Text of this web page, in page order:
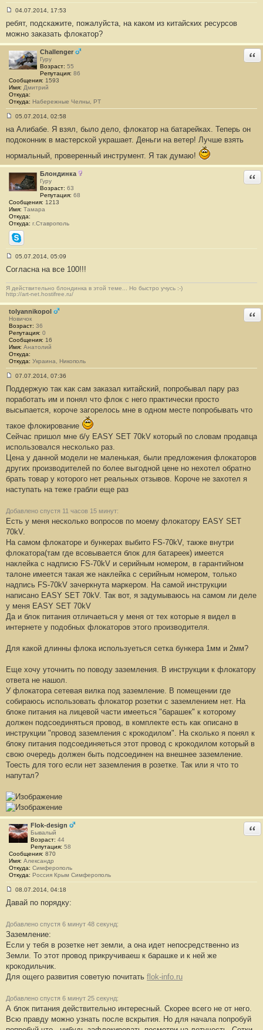
о
б
щ
е
н
и
#
1
6
4
04.07.2014, 17:53
ребят, подскажите, пожалуйста, на каком из китайских ресурсов
можно заказать флокатор?
Challenger
Гуру
Возраст: 55
Репутация: 86
Сообщения: 1593
Имя: Дмитрий
Откуда:
Откуда: Набережные Челны, РТ
о
б
е
н
и
е
#
1
6
5
05.07.2014, 02:58
на Алибабе. Я взял, было дело, флокатор на батарейках. Теперь он
подоконник в мастерской украшает. Деньги на ветер! Лучше взять
нормальный, проверенный инструмент. Я так думаю!
Блондинка
Гуру
Возраст: 63
Репутация: 68
Сообщения: 1213
Имя: Тамара
Откуда:
Откуда: г.Ставрополь
Skype
о
б
щ
е
н
и
е
#
1
6
6
05.07.2014, 05:09
Согласна на все 100!!!
Я действительно блондинка в этой теме... Но быстро учусь :-)
http://art-net.hostifree.ru/
tolyannikopol
Новичок
Возраст: 36
Репутация: 0
Сообщения: 16
Имя: Анатолий
Откуда:
Откуда: Украина, Никополь
о
о
б
щ
н
и
е
#
1
6
7
07.07.2014, 07:36
Поддержую так как сам заказал китайский, попробывал пару раз
поработать им и понял что флок с него практически просто
высыпается, короче загорелось мне в одном месте попробывать что
такое флокирование
Сейчас пришол мне б/у EASY SET 70kV который по словам продавца
использовался несколько раз.
Цена у данной модели не маленькая, были предложения флокаторов
других производителей по более выгодной цене но нехотел обратно
брать товар у которого нет реальных отзывов. Короче не захотел я
наступать на теже грабли еще раз
Добавлено спустя 11 часов 15 минут:
Есть у меня несколько вопросов по моему флокатору EASY SET
70kV.
На самом флокаторе и бункерах выбито FS-70kV, также внутри
флокатора(там где всовывается блок для батареек) имеется
наклейка с надписю FS-70kV и серийным номером, в гарантийном
талоне имеется такая же наклейка с серийным номером, только
надпись FS-70kV зачеркнута маркером. На самой инструкции
написано EASY SET 70kV. Так вот, я задумываюсь на самом ли деле
у меня EASY SET 70kV
Да и блок питания отличаеться у меня от тех которые я видел в
интернете у подобных флокаторов этого производителя.
Для какой длинны флока используеться сетка бункера 1мм и 2мм?
Еще хочу уточнить по поводу заземления. В инструкции к флокатору
ответа не нашол.
У флокатора сетевая вилка под заземление. В помещении где
собираюсь использовать флокатор розетки с заземлением нет. На
блоке питания на лицевой части имееться "барашек" к которому
должен подсоединяться провод, в комплекте есть как описано в
инструкции "провод заземления с крокодилом". На сколько я понял к
блоку питания подсоединяеться этот провод с крокодилом который в
свою очередь должен быть подсоединен на внешнее заземление.
Тоесть для того если нет заземления в розетке. Так или я что то
напутал?
Flok-design
Бывалый
Возраст: 44
Репутация: 58
Сообщения: 870
Имя: Александр
Откуда: Симферополь
Откуда: Россия Крым Симферополь
о
щ
н
и
#
1
8
08.07.2014, 04:18
Давай по порядку:
Добавлено спустя 6 минут 48 секунд:
Заземление:
Если у тебя в розетке нет земли, а она идет непосредственно из
Земли. То этот провод прикручиваеш к барашке и к ней же
крокодильчик.
Для ощего развития советую почитать flok-info.ru
Добавлено спустя 6 минут 25 секунд:
А блок питания действительно интересный. Скорее всего не от него.
Всю правду можно узнать после вскрытия. Но для начала попробуй